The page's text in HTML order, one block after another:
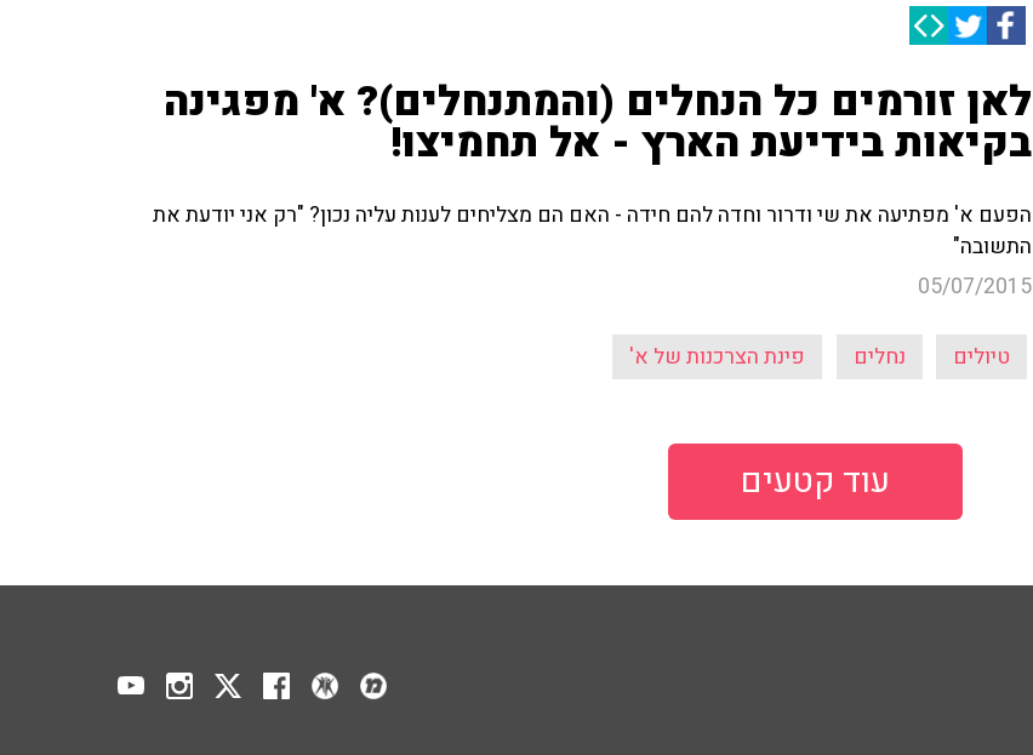
לאן זורמים כל הנחלים (והמתנחלים)? א' מפגינה
בקיאות בידיעת הארץ - אל תחמיצו!
הפעם א' מפתיעה את שי ודרור וחדה להם חידה - האם הם מצליחים לענות עליה נכון? "רק אני יודעת את
התשובה"
05/07/2015
טיולים נחלים פינת הצרכנות של א'
עוד קטעים